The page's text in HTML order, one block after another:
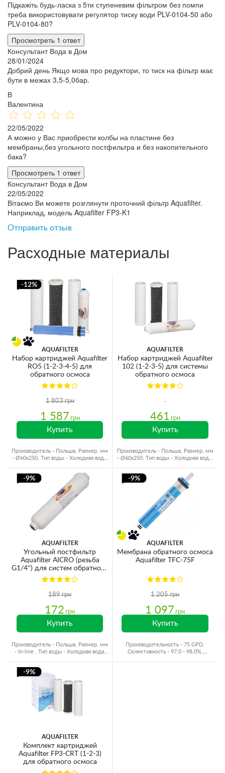
Підкажіть будь-ласка з 5ти ступеневим фільтром без помпи
треба використовувати регулятор тиску води PLV-0104-50 або
PLV-0104-80?
Просмотреть 1 ответ
Консультант Вода в Дом
28/01/2024
Добрий день Якщо мова про редуктори, то тиск на фільтр має
бути в межах 3,5-5,0бар.
В
Валентина
22/05/2022
А можно у Вас приобрести колбы на пластине без
мембраны,без угольного постфильтра и без накопительного
бака?
Просмотреть 1 ответ
Консультант Вода в Дом
22/05/2022
Вітаємо Ви можете розглянути проточний фільтр Aquafilter.
Наприклад, модель Aquafilter FP3-K1
Отправить отзыв
Расходные материалы
-12%
AQUAFILTER
Набор картриджей Aquafilter
RO5 (1-2-3-4-5) для
обратного осмоса
1 803 грн
1 587 грн
Купить
Производитель - Польша, Размер, мм
- Ø60x250, Тип воды - Холодная вода,
AQUAFILTER
Набор картриджей Aquafilter
102 (1-2-3-5) для системы
обратного осмоса
461 грн
Купить
Производитель - Польша, Размер, мм
- Ø60x250, Тип воды - Холодная вода,
-9%
AQUAFILTER
Угольный постфильтр
Aquafilter AICRO (резьба
G1/4'') для систем обратного
осмоса
189 грн
172 грн
Купить
Производитель - Польша, Размер, мм
- In-line , Тип воды - Холодная вода,
-9%
AQUAFILTER
Мембрана обратного осмоса
Aquafilter TFC-75F
1 205 грн
1 097 грн
Купить
Производительность - 75 GPD,
Селективность - 97,0 - 98,0%,
-9%
AQUAFILTER
Комплект картриджей
Aquafilter FP3-CRT (1-2-3)
для обратного осмоса